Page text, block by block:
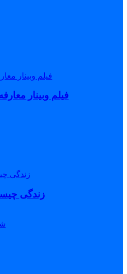
فیلم وبینار
زندگی